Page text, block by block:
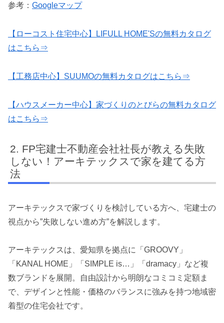
参考： Googleマップ
【ローコスト住宅中心】LIFULL HOME'Sの無料カタログ
はこちら⇒
【工務店中心】SUUMOの無料カタログはこちら⇒
【ハウスメーカー中心】家づくりのとびらの無料カタログ
はこちら⇒
FP宅建士不動産会社社長が教える失敗
しない！アーキテックスで家を建てる方
法
アーキテックスで家づくりを検討している方へ、宅建士の
視点から”失敗しない進め方”を解説します。
アーキテックスは、愛知県を拠点に「GROOVY」
「KANAL HOME」「SIMPLE is…」「dramacy」など複
数ブランドを展開。自由設計から明朗なコミコミ定額ま
で、デザインと性能・価格のバランスに強みを持つ地域密
着型の住宅会社です。